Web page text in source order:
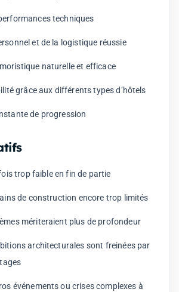
techniques
et de la logistique réussie
naturelle et efficace
grâce aux différents types d’hôtels
de progression
trop faible en fin de partie
de construction encore trop limités
mériteraient plus de profondeur
architecturales sont freinées par
événements ou crises complexes à